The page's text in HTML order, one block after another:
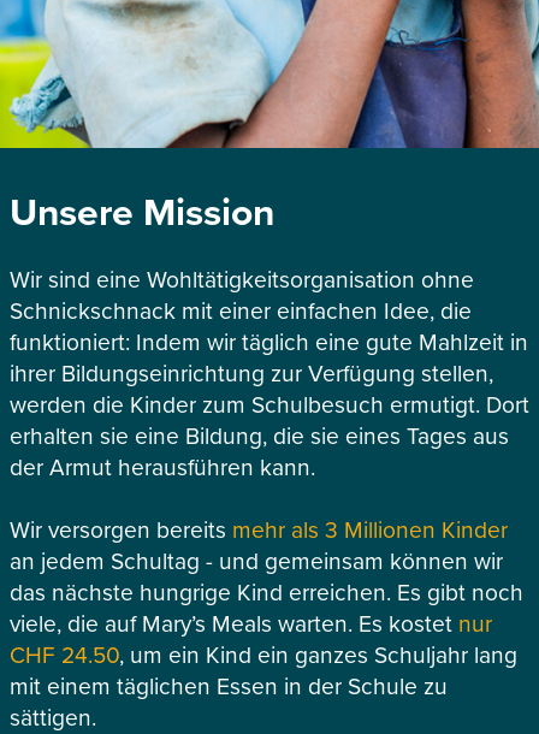
Unsere Mission
Wir sind eine Wohltätigkeitsorganisation ohne
Schnickschnack mit einer einfachen Idee, die
funktioniert: Indem wir täglich eine gute Mahlzeit in
ihrer Bildungseinrichtung zur Verfügung stellen,
werden die Kinder zum Schulbesuch ermutigt. Dort
erhalten sie eine Bildung, die sie eines Tages aus
der Armut herausführen kann.
Wir versorgen bereits mehr als 3 Millionen Kinder
an jedem Schultag - und gemeinsam können wir
das nächste hungrige Kind erreichen. Es gibt noch
viele, die auf Mary’s Meals warten. Es kostet nur
CHF 24.50, um ein Kind ein ganzes Schuljahr lang
mit einem täglichen Essen in der Schule zu
sättigen.